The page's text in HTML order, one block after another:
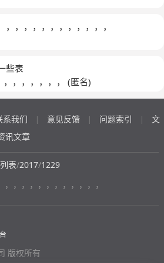
，，，，，，，，，，，，
些表
，，，，，， (匿名)
系我们 | 意见反馈 | 问题索引 |
文
讯文章
表/2017/1229
，，，，，，，，，，，
版权所有